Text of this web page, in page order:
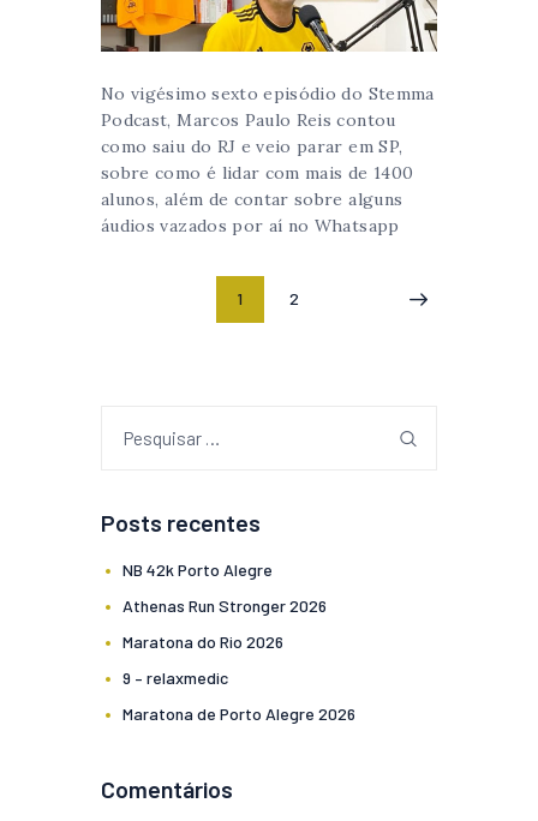
No vigésimo sexto episódio do Stemma
Podcast, Marcos Paulo Reis contou
como saiu do RJ e veio parar em SP,
sobre como é lidar com mais de 1400
alunos, além de contar sobre alguns
áudios vazados por aí no Whatsapp
1 2>
Posts recentes
NB 42k Porto Alegre
Athenas Run Stronger 2026
Maratona do Rio 2026
9 – relaxmedic
Maratona de Porto Alegre 2026
Comentários